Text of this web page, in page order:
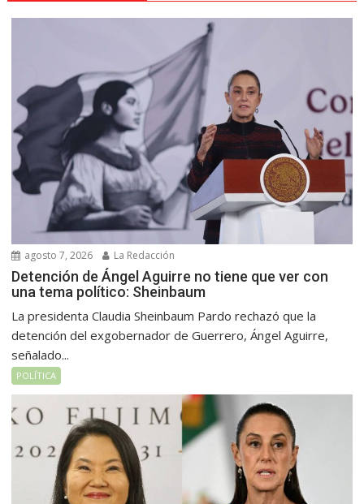
agosto 7, 2026 La Redacción
Detención de Ángel Aguirre no tiene que ver con
una tema político: Sheinbaum
La presidenta Claudia Sheinbaum Pardo rechazó que la
detención del exgobernador de Guerrero, Ángel Aguirre,
señalado...
POLÍTICA